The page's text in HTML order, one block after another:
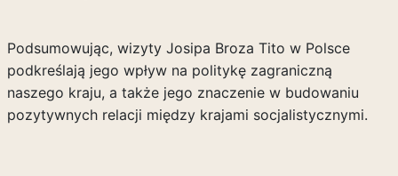
Podsumowując, wizyty Josipa Broza Tito w Polsce
podkreślają jego wpływ na politykę zagraniczną
naszego kraju, a także jego znaczenie w budowaniu
pozytywnych relacji między krajami socjalistycznymi.